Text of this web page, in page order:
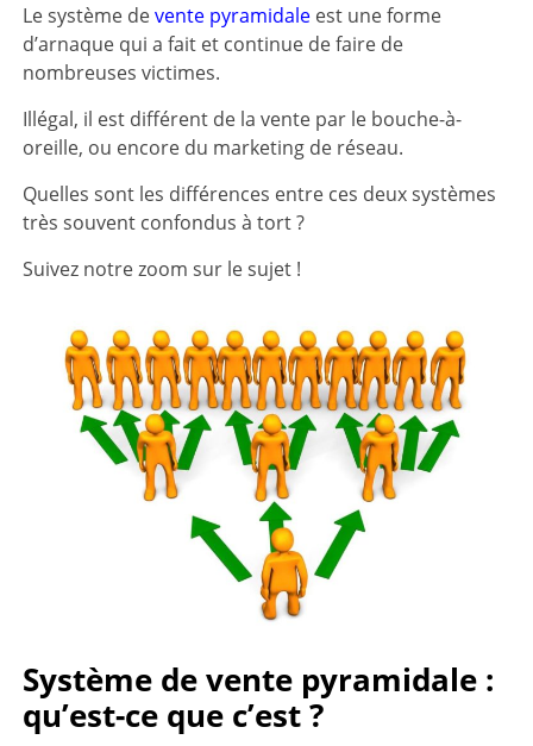
Le système devente pyramidale est une forme
d’arnaque qui a fait et continue de faire de
nombreuses victimes.
Illégal, il est différent de la vente par le bouche-à-
oreille, ou encore du marketing de réseau.
Quelles sont les différences entre ces deux systèmes
très souvent confondus à tort ?
Suivez notre zoom sur le sujet !
Système de vente pyramidale :
qu’est-ce que c’est ?